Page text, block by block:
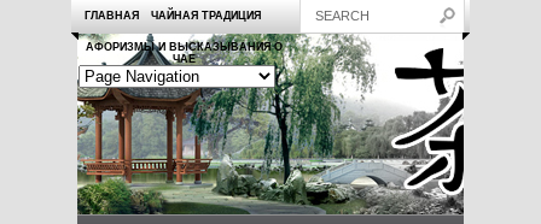
ГЛАВНАЯ ЧАЙНАЯ ТРАДИЦИЯ
АФОРИЗМЫ И ВЫСКАЗЫВАНИЯ О
ЧАЕ